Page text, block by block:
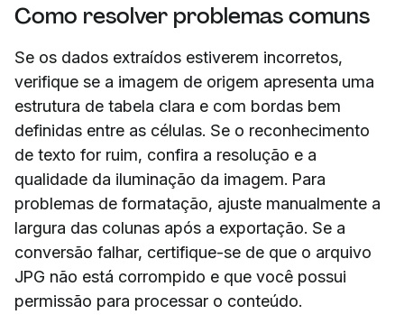
Como resolver problemas comuns
Se os dados extraídos estiverem incorretos,
verifique se a imagem de origem apresenta uma
estrutura de tabela clara e com bordas bem
definidas entre as células. Se o reconhecimento
de texto for ruim, confira a resolução e a
qualidade da iluminação da imagem. Para
problemas de formatação, ajuste manualmente a
largura das colunas após a exportação. Se a
conversão falhar, certifique-se de que o arquivo
JPG não está corrompido e que você possui
permissão para processar o conteúdo.